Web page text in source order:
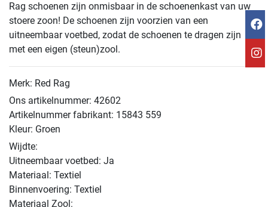
Rag schoenen zijn onmisbaar in de schoenenkast van uw
stoere zoon! De schoenen zijn voorzien van een
uitneembaar voetbed, zodat de schoenen te dragen zijn
met een eigen (steun)zool.
Merk: Red Rag
Ons artikelnummer: 42602
Artikelnummer fabrikant: 15843 559
Kleur: Groen
Wijdte:
Uitneembaar voetbed: Ja
Materiaal: Textiel
Binnenvoering: Textiel
Materiaal Zool: